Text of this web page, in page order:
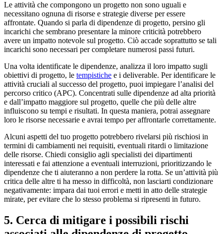
Le attività che compongono un progetto non sono uguali e
necessitano ognuna di risorse e strategie diverse per essere
affrontate. Quando si parla di dipendenze di progetto, persino gli
incarichi che sembrano presentare la minore criticità potrebbero
avere un impatto notevole sul progetto. Ciò accade soprattutto se tali
incarichi sono necessari per completare numerosi passi futuri.
Una volta identificate le dipendenze, analizza il loro impatto sugli
obiettivi di progetto, le tempistiche e i deliverable. Per identificare le
attività cruciali al successo del progetto, puoi impiegare l’analisi del
percorso critico (APC). Concentrati sulle dipendenze ad alta priorità
e dall’impatto maggiore sul progetto, quelle che più delle altre
influiscono su tempi e risultati. In questa maniera, potrai assegnare
loro le risorse necessarie e avrai tempo per affrontarle correttamente.
Alcuni aspetti del tuo progetto potrebbero rivelarsi più rischiosi in
termini di cambiamenti nei requisiti, eventuali ritardi o limitazione
delle risorse. Chiedi consiglio agli specialisti dei dipartimenti
interessati e fai attenzione a eventuali interruzioni, prioritizzando le
dipendenze che ti aiuteranno a non perdere la rotta. Se un’attività più
critica delle altre ti ha messo in difficoltà, non lasciarti condizionare
negativamente: impara dai tuoi errori e metti in atto delle strategie
mirate, per evitare che lo stesso problema si ripresenti in futuro.
5. Cerca di mitigare i possibili rischi